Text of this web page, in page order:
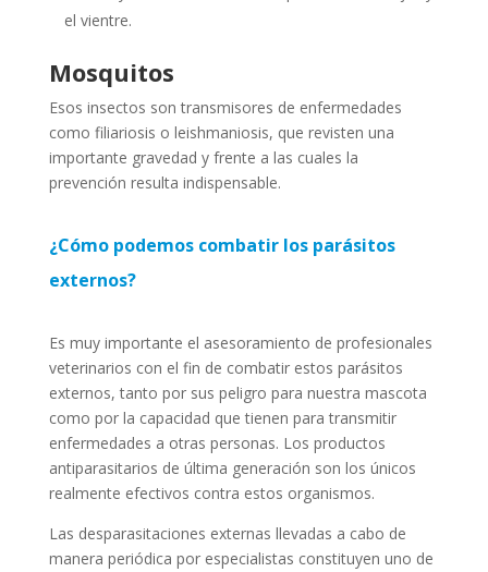
el vientre.
Mosquitos
Esos insectos son transmisores de enfermedades
como filiariosis o leishmaniosis, que revisten una
importante gravedad y frente a las cuales la
prevención resulta indispensable.
¿Cómo podemos combatir los parásitos
externos?
Es muy importante el asesoramiento de profesionales
veterinarios con el fin de combatir estos parásitos
externos, tanto por sus peligro para nuestra mascota
como por la capacidad que tienen para transmitir
enfermedades a otras personas. Los productos
antiparasitarios de última generación son los únicos
realmente efectivos contra estos organismos.
Las desparasitaciones externas llevadas a cabo de
manera periódica por especialistas constituyen uno de